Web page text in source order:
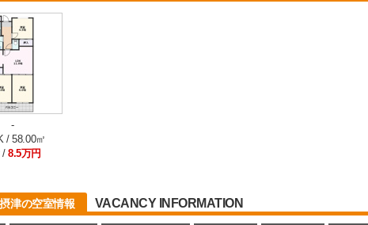
-
/ 58.00㎡
/ 8.5万円
津の空室情報 VACANCY INFORMATION